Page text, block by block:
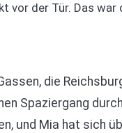
vor der Tür. Das war
die
Spaziergang
und Mia hat sich